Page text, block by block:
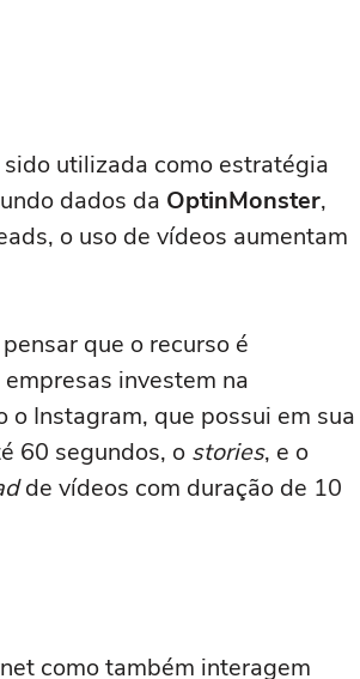
utilizada como estratégia
dados da OptinMonster,
o uso de vídeos aumentam
que o recurso é
investem na
Instagram, que possui em sua
60 segundos, o stories, e o
de vídeos com duração de 10
como também interagem